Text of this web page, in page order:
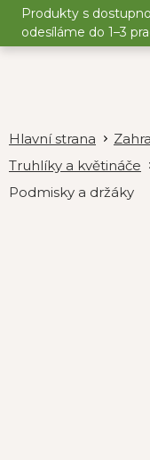
Přejít
obsah
Produkty s
odesíláme do 1–3
Truhlíky a květináče
Podmisky a držáky